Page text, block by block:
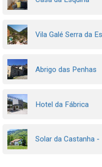
Vila Galé Serra da
Abrigo das Penhas
Hotel da Fábrica
Solar da Castanha